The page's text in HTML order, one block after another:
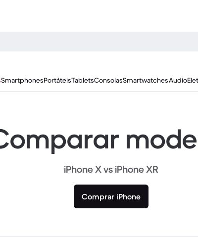
SmartphonesPortáteisTabletsConsolasSmartwatchesAudio
iPhone X vs iPhone XR
Comprar iPhone